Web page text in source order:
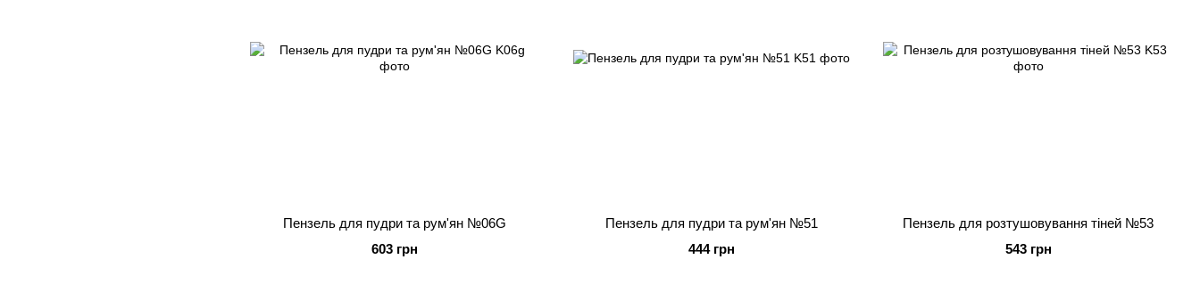
Пензель для пудри та рум'ян №06G
603 грн
Пензель для пудри та рум'ян №51
444 грн
Пензель для розтушовування тіней №53
543 грн